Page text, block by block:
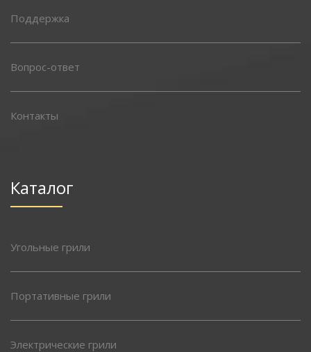
Поддержка
Вопрос-ответ
Контакты
Каталог
Угольные грили
Портативные грили
Электрические грили